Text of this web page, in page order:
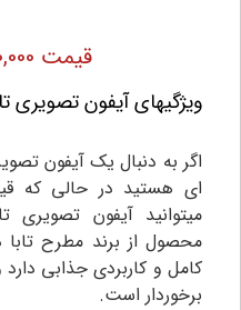
قیمت 13,500,000 تومان
ویژگیهای آیفون تصویری تابا
اگر به دنبال یک آیفون
ای هستید در حالی که
محصول از برند مطرح
کامل و کاربردی جذابی
برخوردار است.